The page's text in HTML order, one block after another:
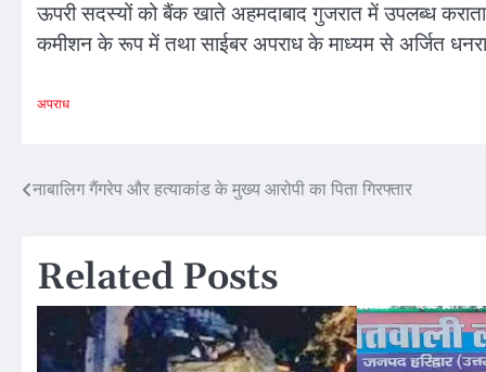
ऊपरी सदस्यों को बैंक खाते अहमदाबाद गुजरात में उपलब्ध
कमीशन के रूप में तथा साईबर अपराध के माध्यम से अर्जित
अपराध
Post
नाबालिग गैंगरेप और हत्याकांड के मुख्य आरोपी का पिता गिरफ्तार
Related Posts